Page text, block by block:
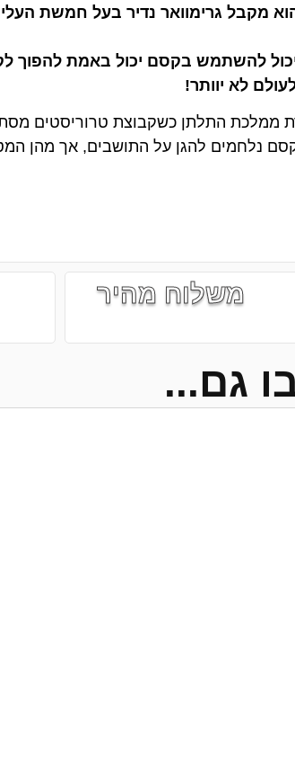
מקבל גרימוואר נדיר בעל חמשת
להשתמש בקסם יכול באמת להפוך
לא יוותר!
ממלכת התלתן כשקבוצת טרוריסטים
נלחמים להגן על התושבים, אך מהן
משלוח מהיר
גם...